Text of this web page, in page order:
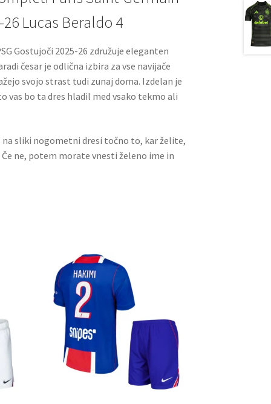
26 Lucas Beraldo 4
Gostujoči 2025-26 združuje eleganten
česar je odlična izbira za vse navijače
svojo strast tudi zunaj doma. Izdelan je
vas bo ta dres hladil med vsako tekmo ali
na sliki nogometni dresi točno to, kar želite,
ne, potem morate vnesti želeno ime in